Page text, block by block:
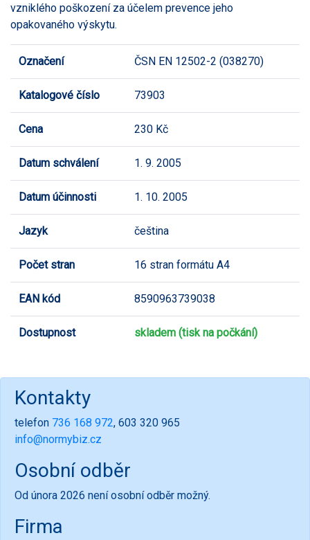
vzniklého poškození za účelem prevence jeho
opakovaného výskytu.
Označení ČSN EN 12502-2 (038270)
Katalogové číslo 73903
Cena 230 Kč
Datum schválení 1. 9. 2005
Datum účinnosti 1. 10. 2005
Jazyk čeština
Počet stran 16 stran formátu A4
EAN kód 8590963739038
Dostupnost skladem (tisk na počkání)
Kontakty
telefon 736 168 972, 603 320 965
info@normybiz.cz
Osobní odběr
Od února 2026 není osobní odběr možný.
Firma